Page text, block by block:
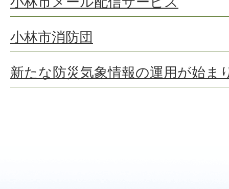
小林市消防団
新たな防災気象情報の運用が始ま